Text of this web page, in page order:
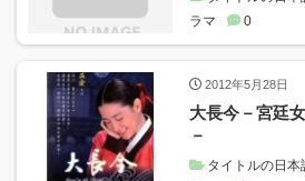
ラマ
0
2012年5月28日
大長今－宮廷
－
タイトルの日